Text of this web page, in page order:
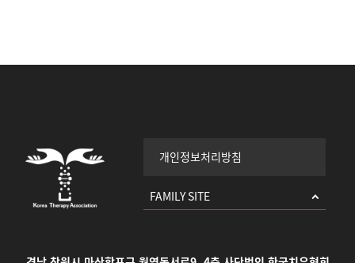
개인정보처리방침
FAMILY SITE